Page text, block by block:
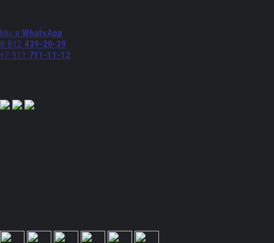
Мы в WhatsApp
8 812 439-20-39
+7 911 711-11-12